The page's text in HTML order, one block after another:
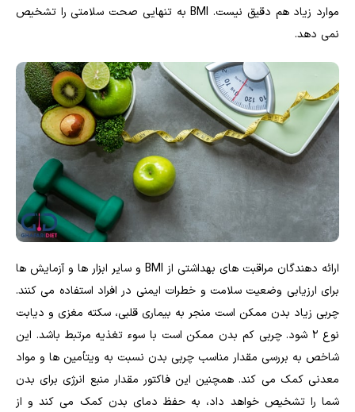
موارد زیاد هم دقیق نیست. BMI به تنهایی صحت سلامتی را تشخیص
نمی دهد.
ارائه دهندگان مراقبت های بهداشتی از BMI و سایر ابزار ها و آزمایش ها
برای ارزیابی وضعیت سلامت و خطرات ایمنی در افراد استفاده می کنند.
چربی زیاد بدن ممکن است منجر به بیماری قلبی، سکته مغزی و دیابت
نوع 2 شود. چربی کم بدن ممکن است با سوء تغذیه مرتبط باشد. این
شاخص به بررسی مقدار مناسب چربی بدن نسبت به ویتأمین ها و مواد
معدنی کمک می کند. همچنین این فاکتور مقدار منبع انرژی برای بدن
شما را تشخیص خواهد داد، به حفظ دمای بدن کمک می کند و از